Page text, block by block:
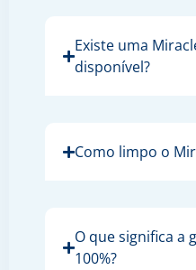
Existe uma
disponível?
Como limpo o
O que significa a
100%?